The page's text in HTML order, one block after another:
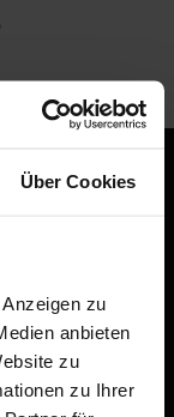
Über Cookies
zu
anbieten
zu
zu Ihrer